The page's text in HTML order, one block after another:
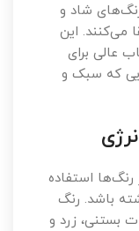
شاد و
می‌کنند. این
عالی برای
که سبک و
رنگ‌ها استفاده
باشد. رنگ
بستنی، زرد و